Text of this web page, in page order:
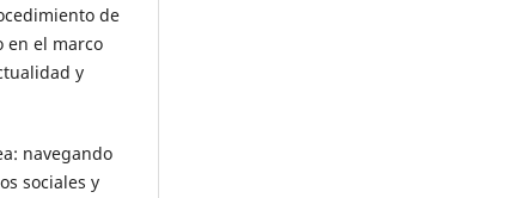
de
en el marco
y
navegando
sociales y